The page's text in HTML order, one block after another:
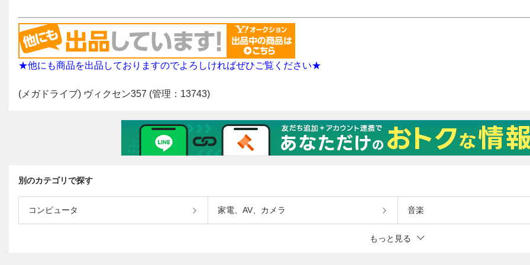
別のカテゴリで探す
コンピュータ 家電、AV、カメラ 音楽
もっと見る